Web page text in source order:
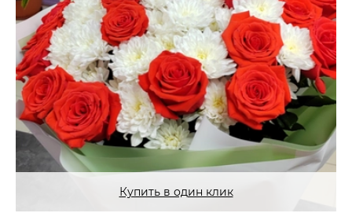
Купить в один клик